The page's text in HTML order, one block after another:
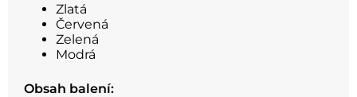
Zlatá
Červená
Zelená
Modrá
Obsah balení: